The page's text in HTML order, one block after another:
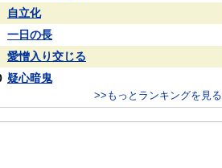
自立化
一日の長
愛憎入り交じる
疑心暗鬼
>>もっとランキングを見る